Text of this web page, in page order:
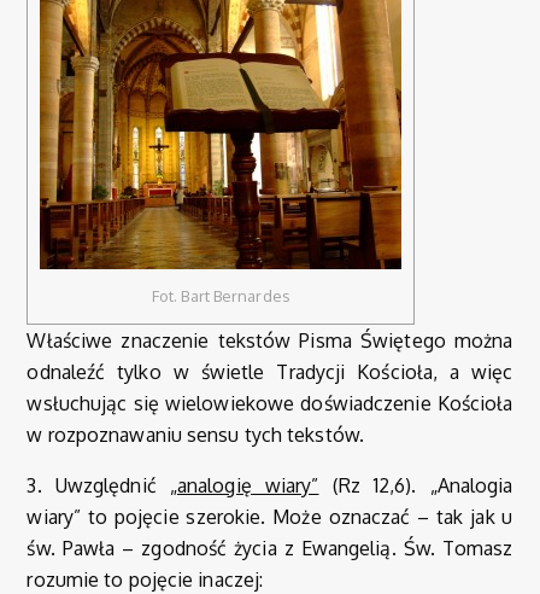
Fot. Bart Bernardes
Właściwe znaczenie tekstów Pisma Świętego można
odnaleźć tylko w świetle Tradycji Kościoła, a więc
wsłuchując się wielowiekowe doświadczenie Kościoła
w rozpoznawaniu sensu tych tekstów.
3. Uwzględnić „analogię wiary” (Rz 12,6). „Analogia
wiary” to pojęcie szerokie. Może oznaczać – tak jak u
św. Pawła – zgodność życia z Ewangelią. Św. Tomasz
rozumie to pojęcie inaczej: